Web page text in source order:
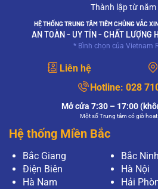
Thành lập từ năm
HỆ THỐNG TRUNG TÂM TIÊM CHỦNG VẮC
AN TOÀN - UY TÍN - CHẤT LƯỢNG
* Bình chọn của Vietnam
Liên hệ
Hotline: 028
Mở cửa 7:30 – 17:00
Một số Trung tâm có giờ
Hệ thống Miền Bắc
Bắc Giang
Bắc Ninh
Điện Biên
Hà Nội
Hà Nam
Hải